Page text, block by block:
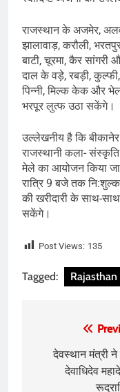
राजस्थान के अजमेर,
झालावाड़, करौली,
बाटी, चूरमा, कैर सांगरी
दाल के वड़े, रबड़ी, कुल्फी,
पिन्नी, मिल्क केक और
भरपूर लुत्फ उठा सकेंगे।
उल्लेखनीय है कि
राजस्थानी कला-
मेले का आयोजन किया
रात्रि 9 बजे तक
की खरीदारी के साथ-
सकेंगे।
Post Views: 135
Tagged:
navigation
देवस्थान मंत्री ने
देवाधिदेव